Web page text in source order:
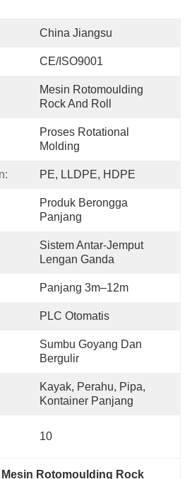
China Jiangsu
CE/ISO9001
Mesin Rotomoulding
Rock And Roll
Proses Rotational
Molding
PE, LLDPE, HDPE
Produk Berongga
Panjang
Sistem Antar-Jemput
Lengan Ganda
Panjang 3m–12m
PLC Otomatis
Sumbu Goyang Dan
Bergulir
Kayak, Perahu, Pipa,
Kontainer Panjang
10
Mesin Rotomoulding Rock